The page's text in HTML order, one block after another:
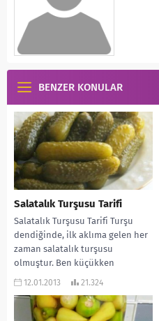
BENZER KONULAR
Salatalık Turşusu Tarifi
Salatalık Turşusu Tarifi Turşu
dendiğinde, ilk aklıma gelen her
zaman salatalık turşusu
olmuştur. Ben küçükken
anneannem sıklıkla yaprdı ve
12.01.2013 21.324